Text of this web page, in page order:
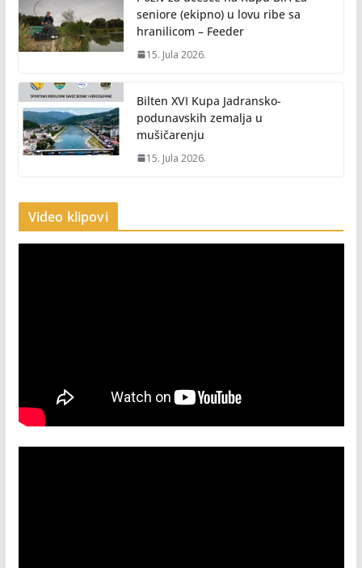
seniore (ekipno) u lovu ribe sa
hranilicom – Feeder
15. Jula 2026.
Bilten XVI Kupa Jadransko-
podunavskih zemalja u
mušičarenju
15. Jula 2026.
Video klipovi